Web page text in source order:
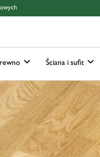
Ściana i sufit